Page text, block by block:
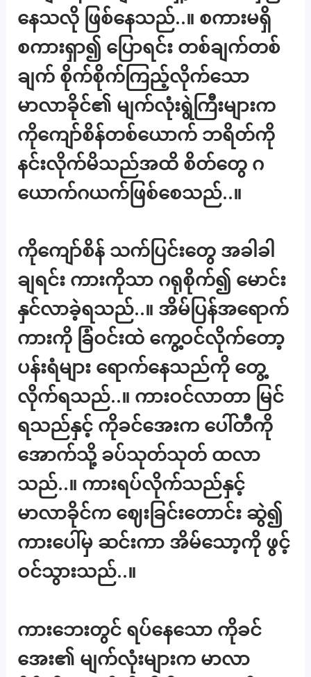
နေသလို ဖြစ်နေသည်..။ စကားမရှိ
စကားရှာ၍ ပြောရင်း တစ်ချက်တစ်
ချက် စိုက်စိုက်ကြည့်လိုက်သော
မာလာခိုင်၏ မျက်လုံးရွဲကြီးများက
ကိုကျော်စိန်တစ်ယောက် ဘရိတ်ကို
နင်းလိုက်မိသည်အထိ စိတ်တွေ ဂ
ယောက်ဂယက်ဖြစ်စေသည်..။
ကိုကျော်စိန် သက်ပြင်းတွေ အခါခါ
ချရင်း ကားကိုသာ ဂရုစိုက်၍ မောင်း
နှင်လာခဲ့ရသည်..။ အိမ်ပြန်အရောက်
ကားကို ခြံဝင်းထဲ ကွေ့ဝင်လိုက်တော့
ပန်းရံများ ရောက်နေသည်ကို တွေ့
လိုက်ရသည်..။ ကားဝင်လာတာ မြင်
ရသည်နှင့် ကိုခင်အေးက ပေါ်တီကို
အောက်သို့ ခပ်သုတ်သုတ် ထလာ
သည်..။ ကားရပ်လိုက်သည်နှင့်
မာလာခိုင်က ဈေးခြင်းတောင်း ဆွဲ၍
ကားပေါ်မှ ဆင်းကာ အိမ်သော့ကို ဖွင့်
ဝင်သွားသည်..။
ကားဘေးတွင် ရပ်နေသော ကိုခင်
အေး၏ မျက်လုံးများက မာလာ